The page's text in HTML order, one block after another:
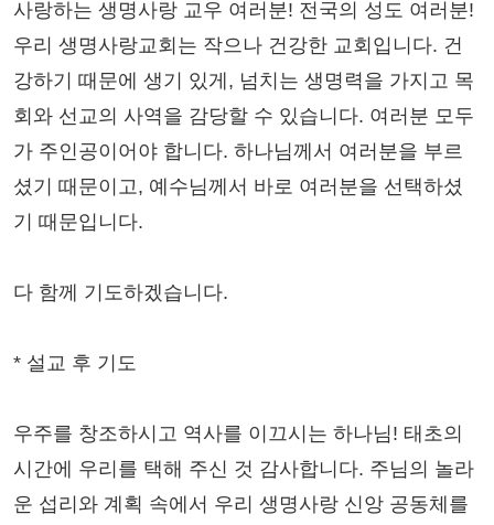
사랑하는 생명사랑 교우 여러분! 전국의 성도 여러분!
우리 생명사랑교회는 작으나 건강한 교회입니다. 건
강하기 때문에 생기 있게, 넘치는 생명력을 가지고 목
회와 선교의 사역을 감당할 수 있습니다. 여러분 모두
가 주인공이어야 합니다. 하나님께서 여러분을 부르
셨기 때문이고, 예수님께서 바로 여러분을 선택하셨
기 때문입니다.
다 함께 기도하겠습니다.
* 설교 후 기도
우주를 창조하시고 역사를 이끄시는 하나님! 태초의
시간에 우리를 택해 주신 것 감사합니다. 주님의 놀라
운 섭리와 계획 속에서 우리 생명사랑 신앙 공동체를